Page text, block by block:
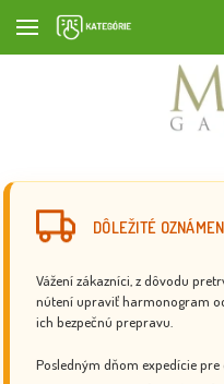
DÔLEŽITÉ
Vážení zákazníci, z dôvodu
nútení upraviť harmonogram
ich bezpečnú prepravu.
Posledným dňom expedície pre